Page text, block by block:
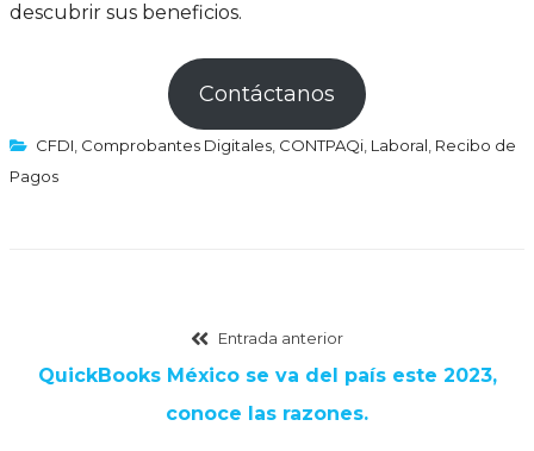
descubrir sus beneficios.
Contáctanos
CFDI, Comprobantes Digitales, CONTPAQi, Laboral, Recibo de
Pagos
Entrada anterior
QuickBooks México se va del país este 2023,
conoce las razones.